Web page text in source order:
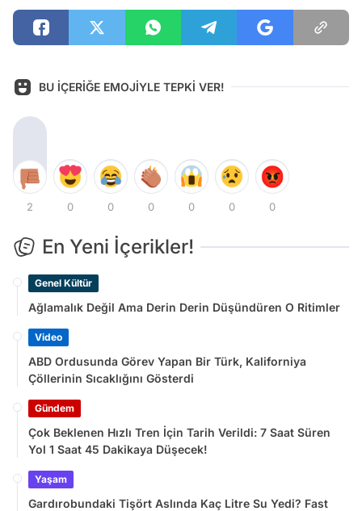
BU İÇERİĞE EMOJİYLE TEPKİ VER!
2 0 0 0 0 0 0
En Yeni İçerikler!
Genel Kültür
Ağlamalık Değil Ama Derin Derin Düşündüren O Ritimler
Video
ABD Ordusunda Görev Yapan Bir Türk, Kaliforniya
Çöllerinin Sıcaklığını Gösterdi
Gündem
Çok Beklenen Hızlı Tren İçin Tarih Verildi: 7 Saat Süren
Yol 1 Saat 45 Dakikaya Düşecek!
Yaşam
Gardırobundaki Tişört Aslında Kaç Litre Su Yedi? Fast